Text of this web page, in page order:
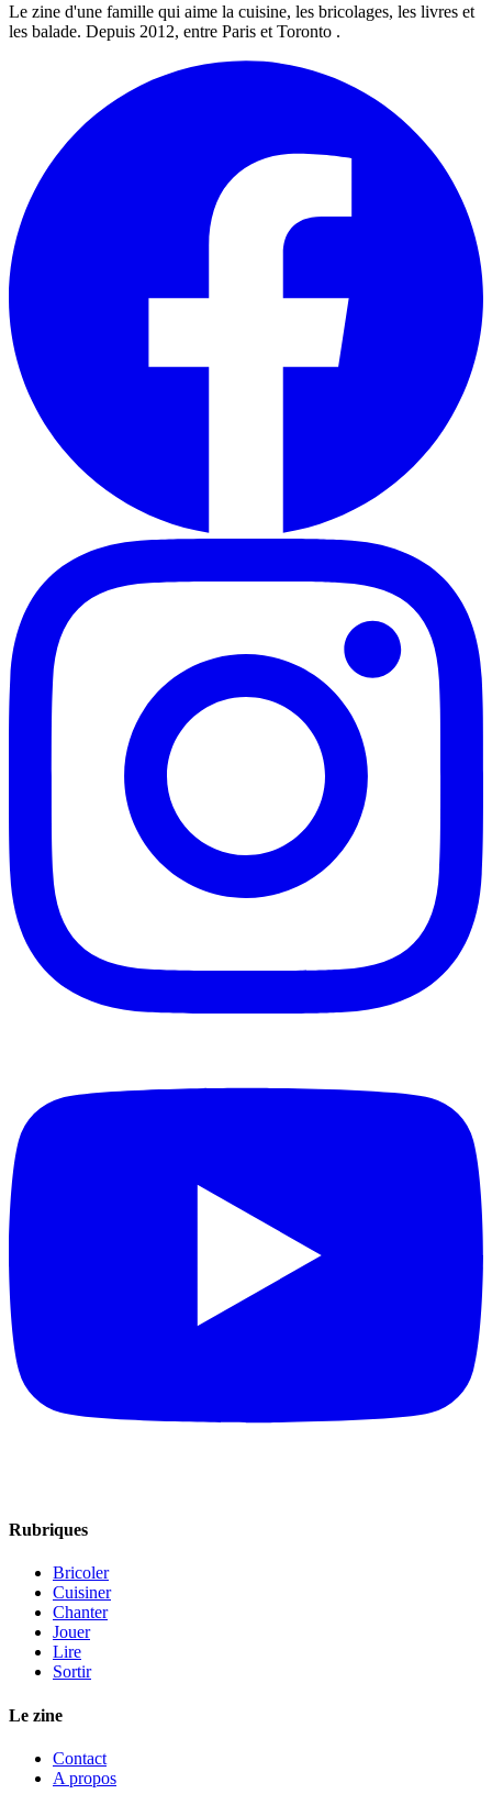
Le zine d'une famille qui aime la cuisine, les bricolages, les livres et
les balade. Depuis 2012, entre Paris et Toronto .
Rubriques
Bricoler
Cuisiner
Chanter
Jouer
Lire
Sortir
Le zine
Contact
A propos